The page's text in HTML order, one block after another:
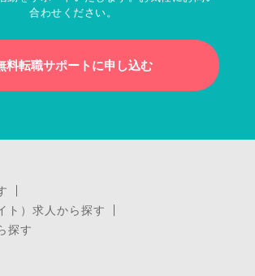
合わせください。
料転職サポートに申し込む
ト）求人から探す
探す